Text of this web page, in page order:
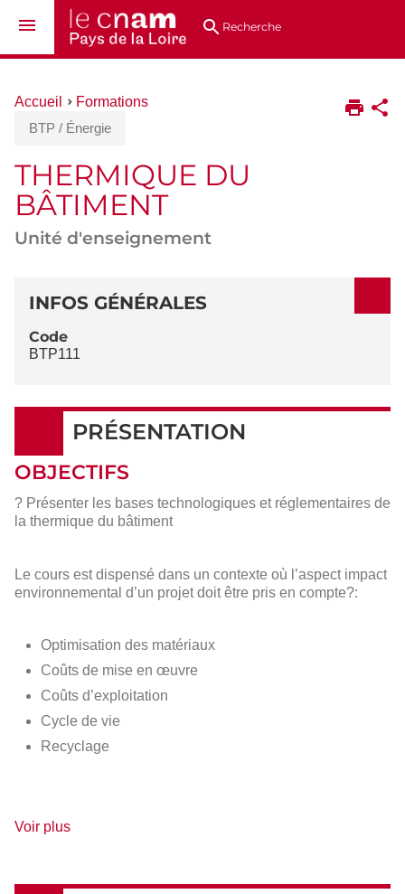
au
directsRecherche
Vous
ici :
Accueil
Formations
BTP / Énergie
THERMIQUE DU
BÂTIMENT
Unité d'enseignement
DÉTAILS
INFOS GÉNÉRALES
Code
BTP111
PRÉSENTATION
OBJECTIFS
? Présenter les bases technologiques et réglementaires de
la thermique du bâtiment
Le cours est dispensé dans un contexte où l’aspect impact
environnemental d’un projet doit être pris en compte?:
Optimisation des matériaux
Coûts de mise en œuvre
Coûts d’exploitation
Cycle de vie
Recyclage
Voir plusde